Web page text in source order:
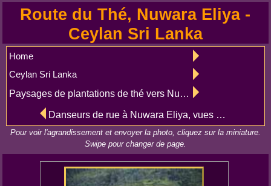
Route du Thé, Nuwara Eliya -
Ceylan Sri Lanka
Home
Ceylan Sri Lanka
Paysages de plantations de thé vers Nurawa Eliya
Danseurs de rue à Nuwara Eliya, vues des cascades de Ramboda
Pour voir l'agrandissement et envoyer la photo, cliquez sur la miniature.
Swipe pour changer de page.